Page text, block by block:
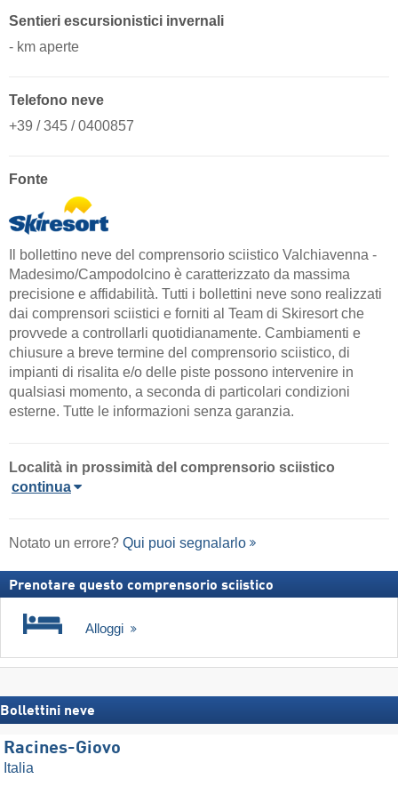
Sentieri escursionistici invernali
- km aperte
Telefono neve
+39 / 345 / 0400857
Fonte
Il bollettino neve del comprensorio sciistico Valchiavenna -
Madesimo/​Campodolcino è caratterizzato da massima
precisione e affidabilità. Tutti i bollettini neve sono realizzati
dai comprensori sciistici e forniti al Team di Skiresort che
provvede a controllarli quotidianamente. Cambiamenti e
chiusure a breve termine del comprensorio sciistico, di
impianti di risalita e/o delle piste possono intervenire in
qualsiasi momento, a seconda di particolari condizioni
esterne. Tutte le informazioni senza garanzia.
Località in prossimità del comprensorio sciistico
continua
Notato un errore? Qui puoi segnalarlo
Prenotare questo comprensorio sciistico
Alloggi
Bollettini neve
Racines-Giovo
Italia